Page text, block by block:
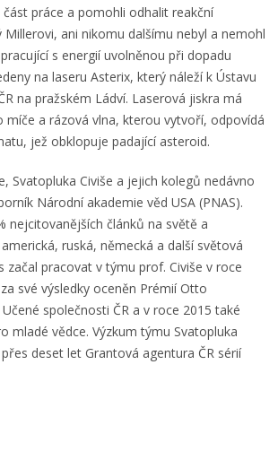
práce a pomohli odhalit reakční
ani nikomu dalšímu nebyl a nemohl
s energií uvolněnou při dopadu
na laseru Asterix, který náleží k Ústavu
na pražském Ládví. Laserová jiskra má
a rázová vlna, kterou vytvoří, odpovídá
jež obklopuje padající asteroid.
Svatopluka Civiše a jejich kolegů nedávno
Národní akademie věd USA (PNAS).
nejcitovanějších článků na světě a
ruská, německá a další světová
začal pracovat v týmu prof. Civiše v roce
své výsledky oceněn Prémií Otto
společnosti ČR a v roce 2015 také
mladé vědce. Výzkum týmu Svatopluka
deset let Grantová agentura ČR sérií